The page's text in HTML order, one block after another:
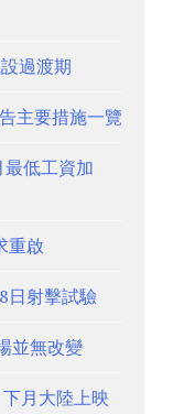
過渡期
主要措施一覽
低工資加
重啟
日射擊試驗
並無改變
月大陸上映